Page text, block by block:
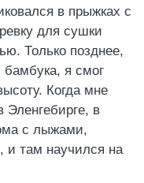
в прыжках с
для сушки
Только позднее,
я смог
Когда мне
Эленгебирге, в
с лыжами,
и там научился на